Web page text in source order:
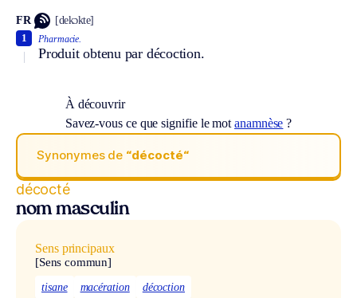
FR [dekɔkte]
Pharmacie.
Produit obtenu par décoction.
1
À découvrir
Savez-vous ce que signifie le motanamnèse ?
Synonymes de “décocté“
décocté
nom masculin
Sens principaux
[Sens commun]
tisane macération décoction